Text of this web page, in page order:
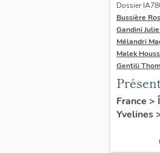
Dossier
Bussière
Gandini
Mélandri
Malek
Gentili
l'étude
France >
Yvelines